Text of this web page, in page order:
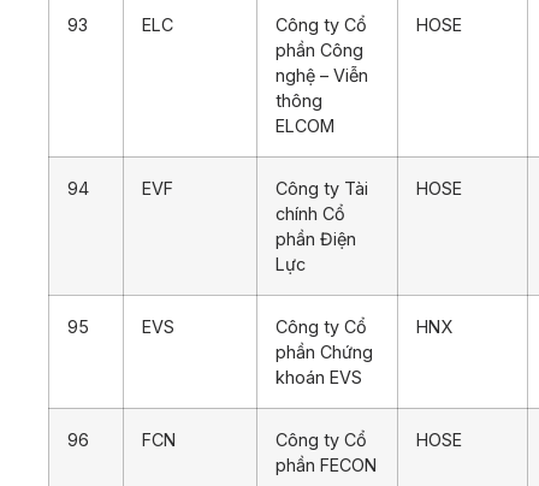
93 ELC
Công ty Cổ
phần Công
nghệ – Viễn
thông
ELCOM
HOSE
94 EVF
Công ty Tài
chính Cổ
phần Điện
Lực
HOSE
95 EVS
Công ty Cổ
phần Chứng
khoán EVS
HNX
96 FCN
Công ty Cổ
phần FECON
HOSE